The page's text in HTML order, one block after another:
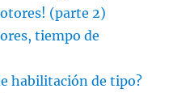
(parte 2)
tiempo de
habilitación de tipo?